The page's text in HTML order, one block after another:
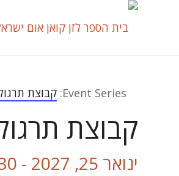
Event Series: קבוצת
קבוצת
ינואר 25, 2027 - 19:30